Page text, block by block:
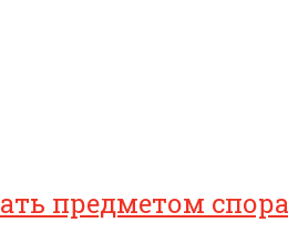
предметом спора